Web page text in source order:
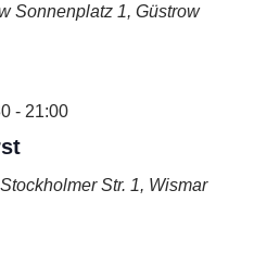
Sonnenplatz 1, Güstrow
- 21:00
Stockholmer Str. 1, Wismar